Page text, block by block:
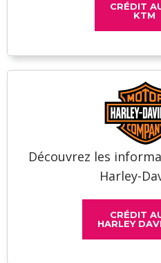
CRÉDIT
KTM
Découvrez les
Harley-
CRÉDIT
HARLEY